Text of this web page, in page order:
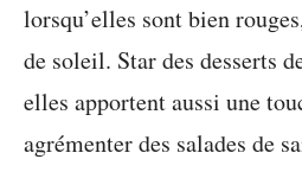
lorsqu’elles sont bien
de soleil. Star des desserts
elles apportent aussi une
agrémenter des salades de